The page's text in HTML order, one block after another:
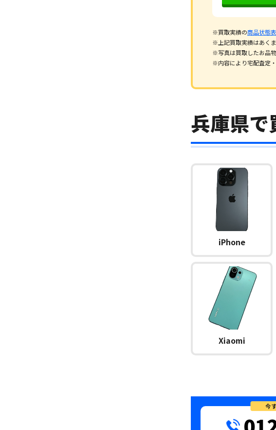
※買取実績の商品状態
※上記買取実績はあく
※写真は買取したお品物
※内容により宅配査定
兵庫県で
iPhone
Xiaomi
今